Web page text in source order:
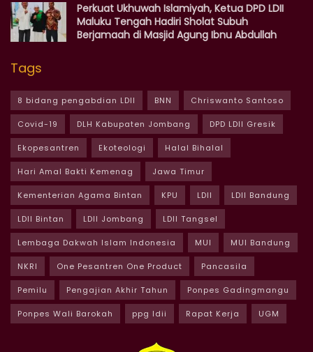
Perkuat Ukhuwah Islamiyah, Ketua DPD LDII
Maluku Tengah Hadiri Sholat Subuh
Berjamaah di Masjid Agung Ibnu Abdullah
Tags
8 bidang pengabdian LDII BNN Chriswanto Santoso
Covid-19 DLH Kabupaten Jombang DPD LDII Gresik
Ekopesantren Ekoteologi Halal Bihalal
Hari Amal Bakti Kemenag Jawa Timur
Kementerian Agama Bintan KPU LDII LDII Bandung
LDII Bintan LDII Jombang LDII Tangsel
Lembaga Dakwah Islam Indonesia MUI MUI Bandung
NKRI One Pesantren One Product Pancasila
Pemilu Pengajian Akhir Tahun Ponpes Gadingmangu
Ponpes Wali Barokah ppg ldii Rapat Kerja UGM